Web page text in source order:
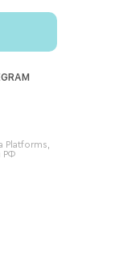
Platforms,
РФ